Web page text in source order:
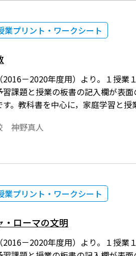
業プリント・ワークシート
－2020年度用）より。１授業
課題と授業の板書の記入欄が表
。教科書を中心に，家庭学習と
神野真人
業プリント・ワークシート
ローマの文明
－2020年度用）より。１授業